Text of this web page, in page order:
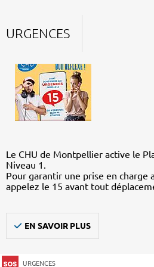
URGENCES
Le CHU de Montpellier active le
Niveau 1.
Pour garantir une prise en charge
appelez le 15 avant tout
EN SAVOIR PLUS
URGENCES